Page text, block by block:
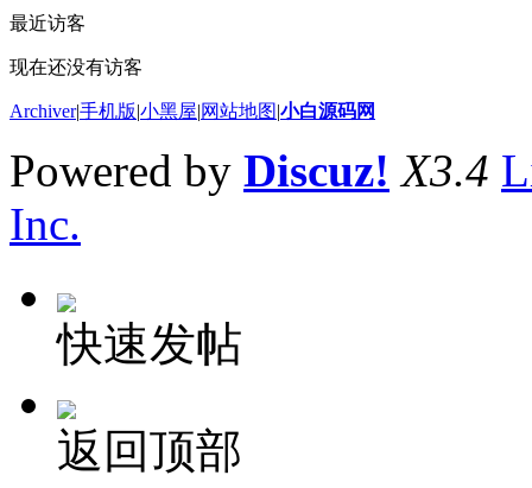
最近访客
现在还没有访客
Archiver|手机版|小黑屋|网站地图|小白源码网
Powered by Discuz! X3.4
Inc.
快速发帖
返回顶部